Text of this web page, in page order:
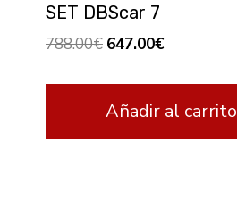
SET DBScar 7
788.00€ El
era:
788.00€.
647.00€El
es:
647.00€.
Añadir al carrito